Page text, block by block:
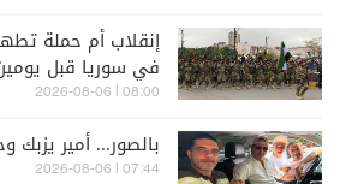
إنقلاب أم حملة
في سوريا قبل
08:00 | 2026-08-06
بالصور... أمير يزبك
07:44 | 2026-08-06